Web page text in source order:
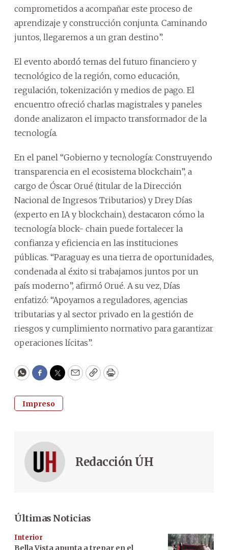
comprometidos a acompañar este proceso de
aprendizaje y construcción conjunta. Caminando
juntos, llegaremos a un gran destino”.
El evento abordó temas del futuro financiero y
tecnológico de la región, como educación,
regulación, tokenización y medios de pago. El
encuentro ofreció charlas magistrales y paneles
donde analizaron el impacto transformador de la
tecnología.
En el panel “Gobierno y tecnología: Construyendo
transparencia en el ecosistema blockchain”, a
cargo de Óscar Orué (titular de la Dirección
Nacional de Ingresos Tributarios) y Drey Días
(experto en IA y blockchain), destacaron cómo la
tecnología block- chain puede fortalecer la
confianza y eficiencia en las instituciones
públicas. “Paraguay es una tierra de oportunidades,
condenada al éxito si trabajamos juntos por un
país moderno”, afirmó Orué. A su vez, Días
enfatizó: “Apoyamos a reguladores, agencias
tributarias y al sector privado en la gestión de
riesgos y cumplimiento normativo para garantizar
operaciones lícitas”.
WhatsApp
Facebook
Twitter
EmailCopyPrint
Impreso
Redacción ÚH
Últimas Noticias
Interior
Bella Vista apunta a trepar en el